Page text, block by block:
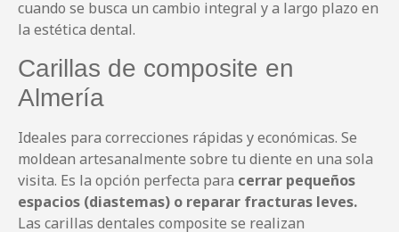
cuando se busca un cambio integral y a largo plazo en
la estética dental.
Carillas de composite en
Almería
Ideales para correcciones rápidas y económicas. Se
moldean artesanalmente sobre tu diente en una sola
visita. Es la opción perfecta para cerrar pequeños
espacios (diastemas) o reparar fracturas leves.
Las carillas dentales composite se realizan